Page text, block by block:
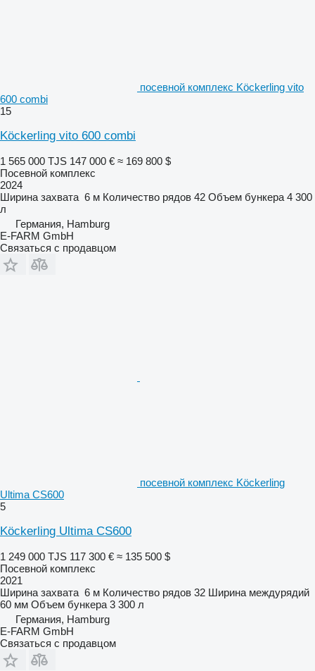
посевной комплекс Köckerling vito
600 combi
15
Köckerling vito 600 combi
1 565 000 TJS 147 000 € ≈ 169 800 $
Посевной комплекс
2024
Ширина захвата 6 м Количество рядов 42 Объем бункера 4 300
л
Германия, Hamburg
E-FARM GmbH
Связаться с продавцом
посевной комплекс Köckerling
Ultima CS600
5
Köckerling Ultima CS600
1 249 000 TJS 117 300 € ≈ 135 500 $
Посевной комплекс
2021
Ширина захвата 6 м Количество рядов 32 Ширина междурядий
60 мм Объем бункера 3 300 л
Германия, Hamburg
E-FARM GmbH
Связаться с продавцом